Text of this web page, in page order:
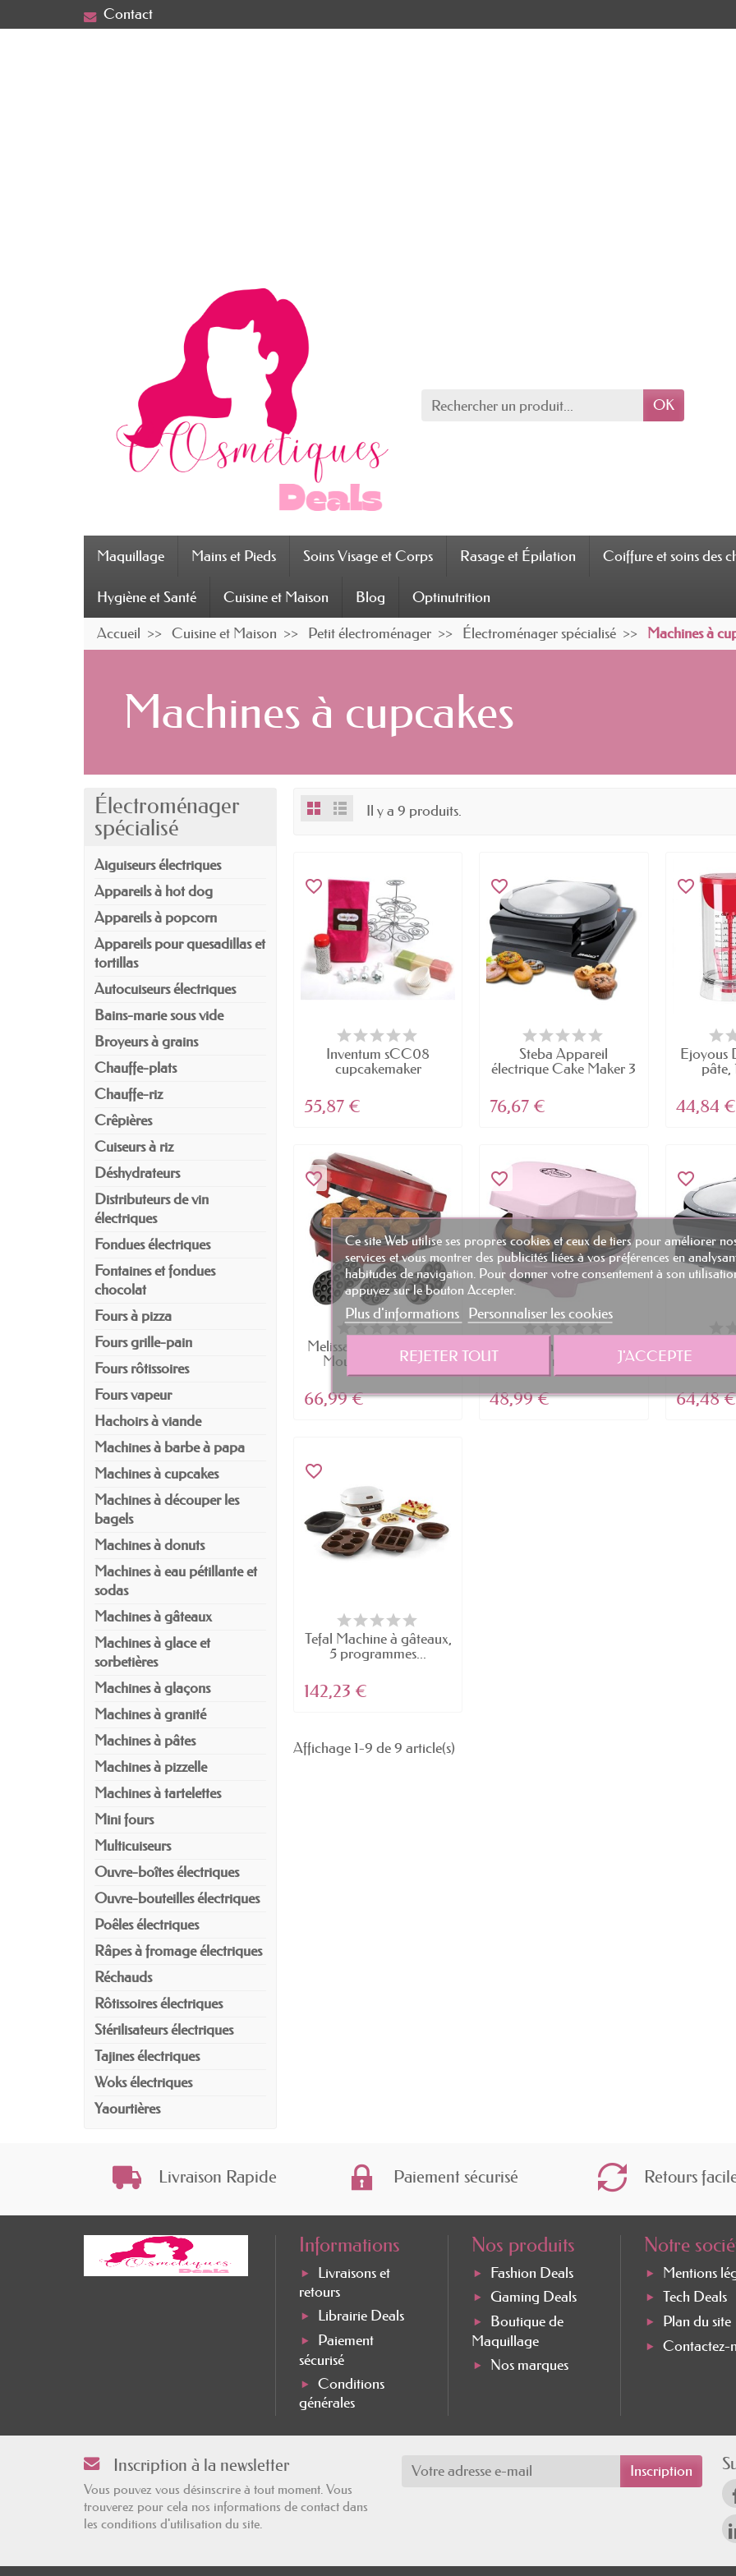
Contact
OK
Maquillage Mains et Pieds Soins Visage et Corps Rasage et Épilation Coiffure et soins des
Hygiène et Santé Cuisine et Maison Blog Optinutrition
Accueil Cuisine et Maison Petit électroménager Électroménager spécialisé Machines à
Machines à cupcakes
Électroménager
spécialisé
Aiguiseurs électriques
Appareils à hot dog
Appareils à popcorn
Appareils pour quesadillas et
tortillas
Autocuiseurs électriques
Bains-marie sous vide
Broyeurs à grains
Chauffe-plats
Chauffe-riz
Crêpières
Cuiseurs à riz
Déshydrateurs
Distributeurs de vin
électriques
Fondues électriques
Fontaines et fondues
chocolat
Fours à pizza
Fours grille-pain
Fours rôtissoires
Fours vapeur
Hachoirs à viande
Machines à barbe à papa
Machines à cupcakes
Machines à découper les
bagels
Machines à donuts
Machines à eau pétillante et
sodas
Machines à gâteaux
Machines à glace et
sorbetières
Machines à glaçons
Machines à granité
Machines à pâtes
Machines à pizzelle
Machines à tartelettes
Mini fours
Multicuiseurs
Ouvre-boîtes électriques
Ouvre-bouteilles électriques
Poêles électriques
Râpes à fromage électriques
Réchauds
Rôtissoires électriques
Stérilisateurs électriques
Tajines électriques
Woks électriques
Yaourtières
Il y a 9 produits.
favorite_border
Inventum sCC08
cupcakemaker
55,87 €
favorite_border
Steba Appareil
électrique Cake Maker 3
76,67 €
favorite_border
Ejoyous
pâte,
44,84 €
favorite_border
Melissa 16250072 3 en 1
Moule à donut et...
66,99 €
favorite_border
Bestron Appareil à
gâteaux rétro 3 en 1...
48,99 €
favorite_border
64,48 €
favorite_border
Tefal Machine à gâteaux,
5 programmes...
142,23 €
Affichage 1-9 de 9 article(s)
Livraison Rapide Paiement sécurisé Retours
Informations
Livraisons et
retours
Librairie Deals
Paiement
sécurisé
Conditions
générales
Nos produits
Fashion Deals
Gaming Deals
Boutique de
Maquillage
Nos marques
Notre
Mentions
Tech Deals
Plan du site
Contactez-
Ce site Web utilise ses propres cookies et ceux de tiers pour améliorer
services et vous montrer des publicités liées à vos préférences en
habitudes de navigation. Pour donner votre consentement à son
appuyez sur le bouton Accepter.
Plus d'informations Personnaliser les cookies
REJETER TOUT J'ACCEPTE
Inscription à la newsletter
Vous pouvez vous désinscrire à tout moment. Vous
trouverez pour cela nos informations de contact dans
les conditions d'utilisation du site.